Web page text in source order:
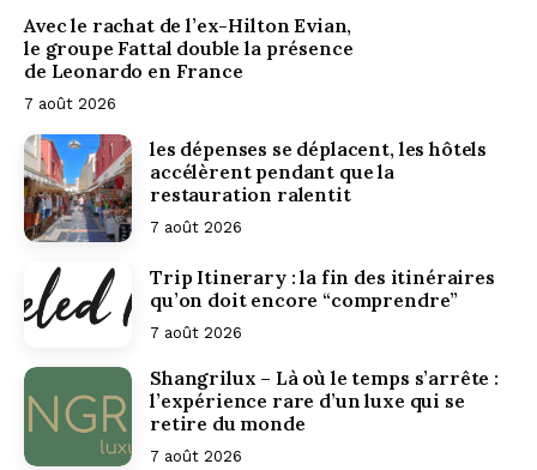
Avec le rachat de l’ex-Hilton Evian,
le groupe Fattal double la présence
de Leonardo en France
7 août 2026
les dépenses se déplacent, les hôtels
accélèrent pendant que la
restauration ralentit
7 août 2026
Trip Itinerary : la fin des itinéraires
qu’on doit encore “comprendre”
7 août 2026
Shangrilux – Là où le temps s’arrête :
l’expérience rare d’un luxe qui se
retire du monde
7 août 2026